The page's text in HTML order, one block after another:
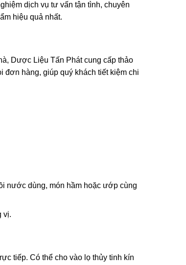
dịch vụ tư vấn tận tình, chuyên
hiệu quả nhất.
Dược Liệu Tấn Phát cung cấp thảo
đơn hàng, giúp quý khách tiết kiệm chi
nước dùng, món hầm hoặc ướp cùng
vị.
tiếp. Có thể cho vào lọ thủy tinh kín